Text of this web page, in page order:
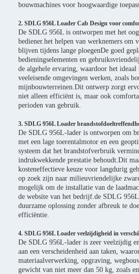
bouwmachines voor hoogwaardige
2. SDLG 956L Loader Cab Design voor
De SDLG 956L is ontworpen met het
bediener.het helpen van werknemers om
blijven tijdens lange ploegenDe goed
bedieningselementen en
de algehele ervaring, waardoor het
veeleisende omgevingen werken, zoals
mijnbouwterreinen.Dit ontwerp zorgt
niet alleen efficiënt is, maar ook
perioden van gebruik.
3. SDLG 956L Loader
De SDLG 956L-lader is ontworpen om
met een lage toerentalmotor en een
systeem dat het brandstofverbruik
indrukwekkende prestatie behoudt.Dit
kosteneffectieve keuze voor langdurig
op zoek zijn naar milieuvriendelijke
mogelijk om de installatie van de
de website van het bedrijf.de SDLG
duurzame oplossing zonder afbreuk te
efficiëntie.
4. SDLG 956L Loader veelzijdigheid in
De SDLG 956L-lader is zeer veelzijdig
aan een verscheidenheid aan taken,
materiaalverwerking, opgraving,
gewicht van niet meer dan 50 kg, zoals